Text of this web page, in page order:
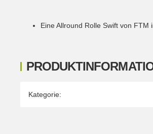
Produkteigenschaft
Wert
Kategorie:
Eine Allround Rolle Swift von FTM